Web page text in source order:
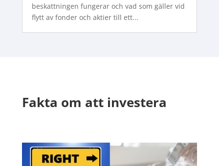
beskattningen fungerar och vad som gäller vid
flytt av fonder och aktier till ett...
Fakta om att investera